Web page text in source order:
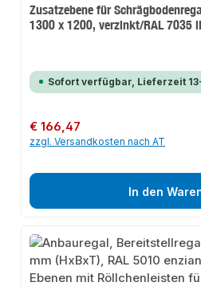
Zusatzebene für
1300 x 1200, verzinkt/RAL 7035
Sofort verfügbar, Lieferzeit
Regulärer Preis:
€ 166,47
zzgl. Versandkosten nach AT
In den